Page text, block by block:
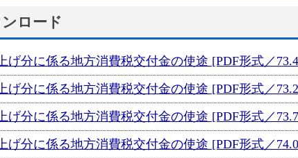
ロード
分に係る地方消費税交付金の使途 [PDF形式／
分に係る地方消費税交付金の使途 [PDF形式／
分に係る地方消費税交付金の使途 [PDF形式／
分に係る地方消費税交付金の使途 [PDF形式／